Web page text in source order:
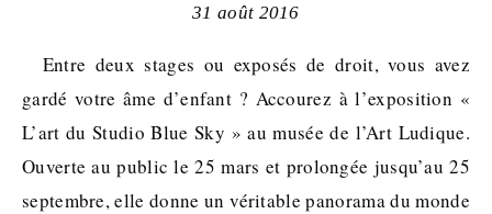
31 août 2016
Entre deux stages ou exposés de droit, vous avez
gardé votre âme d’enfant ? Accourez à l’exposition «
L’art du Studio Blue Sky » au musée de l’Art Ludique.
Ouverte au public le 25 mars et prolongée jusqu’au 25
septembre, elle donne un véritable panorama du monde